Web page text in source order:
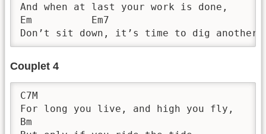
And when at last your work is done,
Em          Em7                          A
Don’t sit down, it’s time to dig another
Couplet 4
C7M
For long you live, and high you fly,
Bm